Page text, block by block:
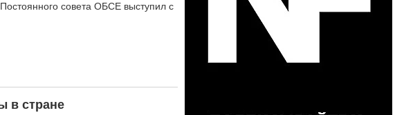
совета ОБСЕ выступил с
в стране